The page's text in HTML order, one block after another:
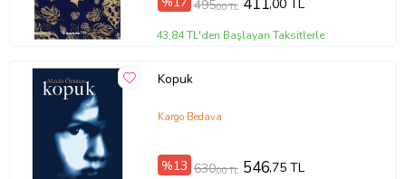
495,00 TL ,00 TL
43,84 TL'den Başlayan Taksitlerle
Kopuk
Kargo Bedava
%13 630,00 TL 546,75 TL